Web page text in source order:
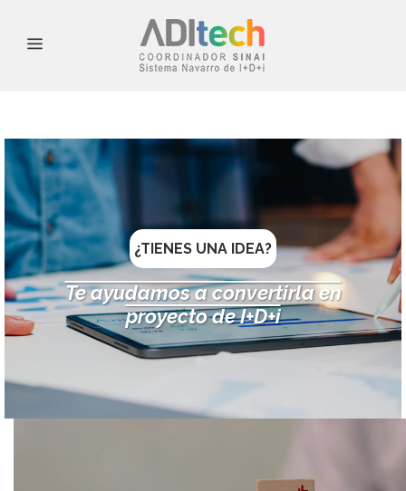
¿TIENES UNA IDEA?
Te ayudamos a convertirla en
proyecto de I+D+i